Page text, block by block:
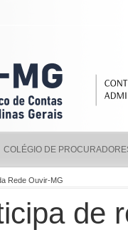
COLÉGIO DE
Rede Ouvir-MG
de